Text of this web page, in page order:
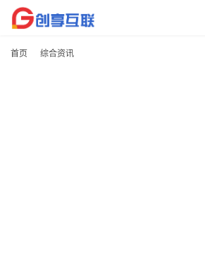
首页 综合资讯